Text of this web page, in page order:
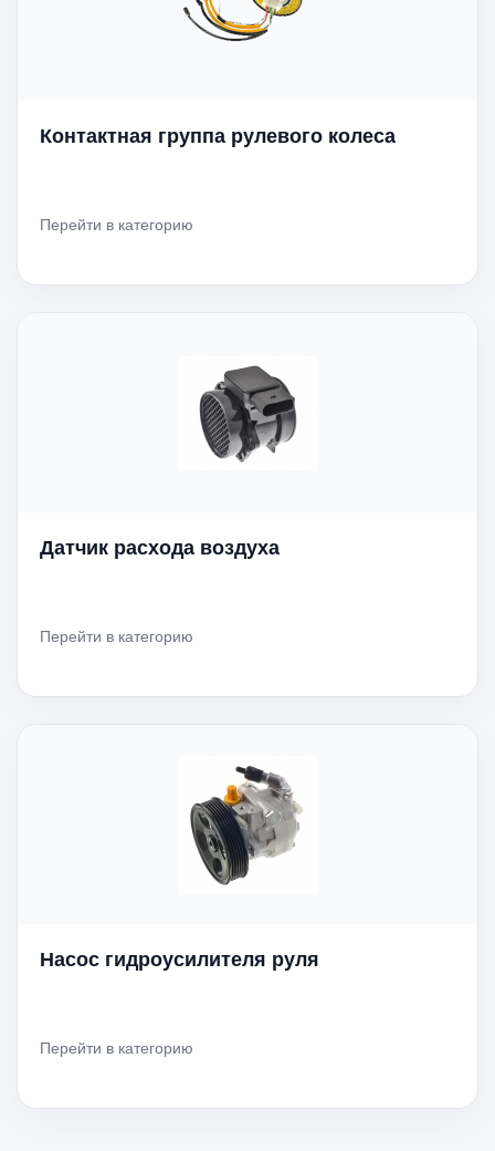
Контактная группа рулевого колеса
Перейти в категорию
Датчик расхода воздуха
Перейти в категорию
Насос гидроусилителя руля
Перейти в категорию